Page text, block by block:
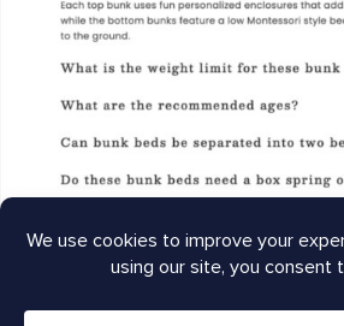
FAQスキーマは、SERP機能